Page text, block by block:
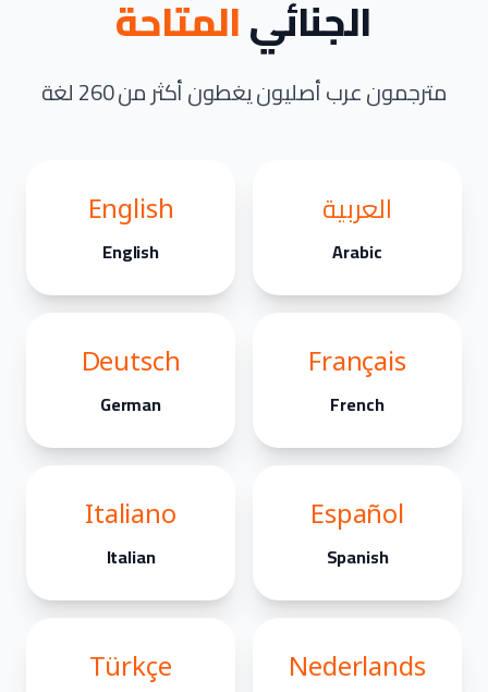
الجنائيالمتاحة
مترجمون عرب أصليون يغطون أكثر من 260 لغة
العربية
Arabic
English
English
Français
French
Deutsch
German
Español
Spanish
Italiano
Italian
Nederlands
Türkçe